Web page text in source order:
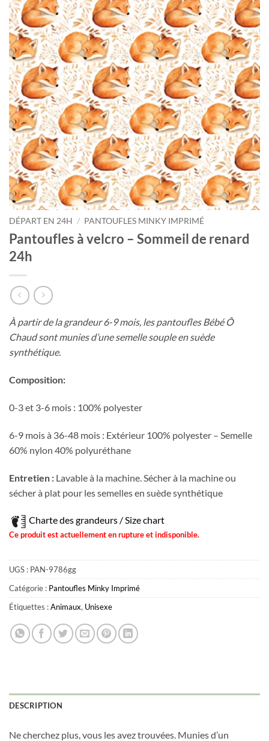
DÉPART EN 24H / PANTOUFLES MINKY IMPRIMÉ
Pantoufles à velcro – Sommeil de renard
24h
À partir de la grandeur 6-9 mois, les pantoufles Bébé Ô
Chaud sont munies d’une semelle souple en suède
synthétique.
Composition:
0-3 et 3-6 mois : 100% polyester
6-9 mois à 36-48 mois : Extérieur 100% polyester – Semelle
60% nylon 40% polyuréthane
Entretien : Lavable à la machine. Sécher à la machine ou
sécher à plat pour les semelles en suède synthétique
Charte des grandeurs / Size chart
Ce produit est actuellement en rupture et indisponible.
UGS : PAN-9786gg
Catégorie : Pantoufles Minky Imprimé
Étiquettes :Animaux, Unisexe
DESCRIPTION
Ne cherchez plus, vous les avez trouvées. Munies d’un
Courriel
*
Nom
*
Date
de
naissance
Cliquez
ici
pour
obtenir
votre
10%